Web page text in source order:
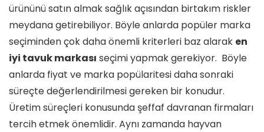
ürününü satın almak sağlık açısından birtakım riskler
meydana getirebiliyor. Böyle anlarda popüler marka
seçiminden çok daha önemli kriterleri baz alarak en
iyi tavuk markası seçimi yapmak gerekiyor. Böyle
anlarda fiyat ve marka popülaritesi daha sonraki
süreçte değerlendirilmesi gereken bir konudur.
Üretim süreçleri konusunda şeffaf davranan firmaları
tercih etmek önemlidir. Aynı zamanda hayvan